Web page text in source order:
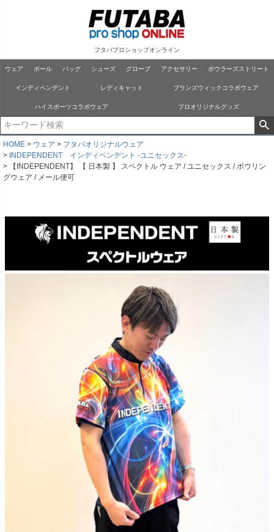
フタバプロショップオンライン
ウェア ボール バッグ シューズ グローブ アクセサリー ボウラーズストリート
インディペンデント レディキャット ブランズウィックコラボウェア
ハイスポーツコラボウェア プロオリジナルグッズ
HOME ウェア
フタバオリジナルウェア
INDEPENDENT インディペンデント -ユニセックス-
【INDEPENDENT】 【 日本製 】 スペクトル ウェア / ユニセックス / ボウリン
グウェア / メール便可